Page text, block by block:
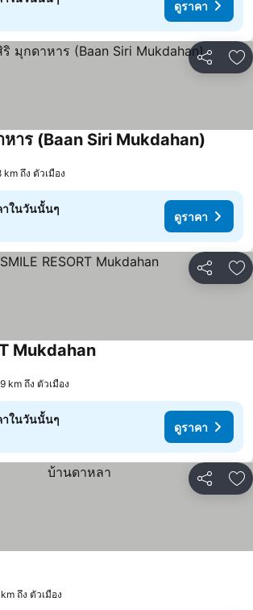
ดูราคา
แชร์ เ
าร (Baan Siri Mukdahan)
km ถึง ตัวเมือง
าในวันนั้นๆ
ดูราคา
แชร์ เ
Mukdahan
km ถึง ตัวเมือง
าในวันนั้นๆ
ดูราคา
แชร์ เ
ถึง ตัวเมือง